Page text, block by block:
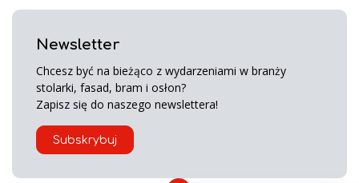
Newsletter
Chcesz być na bieżąco z wydarzeniami w branży
stolarki, fasad, bram i osłon?
Zapisz się do naszego newslettera!
Subskrybuj